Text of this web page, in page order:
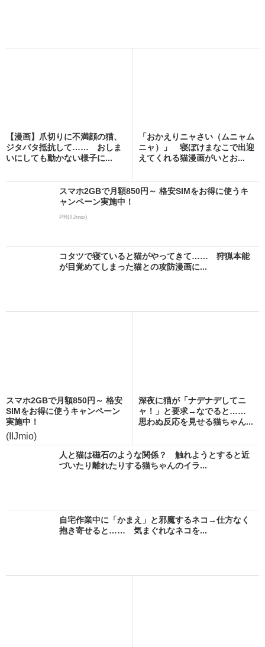
【漫画】爪切りに不満顔の猫、
ジタバタ抵抗して…… おしま
いにしても動かない様子に...
「おかえりニャさい（ムニャム
ニャ）」 寝ぼけまなこで出迎
えてくれる猫漫画がいとお...
スマホ2GBで月額850円～ 格安SIMをお得に使うキ
ャンペーン実施中！
PR(IIJmio)
コタツで寝ていると猫がやってきて…… 狩猟本能
が目覚めてしまった猫との攻防漫画に...
スマホ2GBで月額850円～ 格安
SIMをお得に使うキャンペーン
実施中！
(IIJmio)
深夜に猫が「ナデナデしてニ
ャ！」と要求→なでると……
思わぬ反応を見せる猫ちゃん...
人と猫は磁石のような関係？ 触れようとすると近
づいたり離れたりする猫ちゃんのイラ...
自宅作業中に「かまえ」と邪魔するネコ→仕方なく
抱き寄せると…… 気まぐれなネコを...